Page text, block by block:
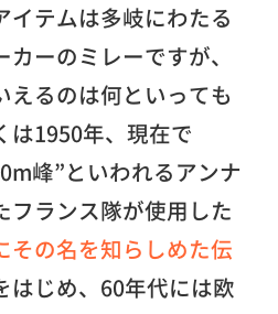
イテムは多岐にわたる
ーのミレーですが、
えるのは何といっても
は1950年、現在で
峰”といわれるアンナ
フランス隊が使用した
その名を知らしめた伝
はじめ、60年代には欧